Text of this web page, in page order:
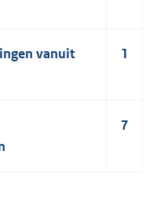
vanuit
1
7